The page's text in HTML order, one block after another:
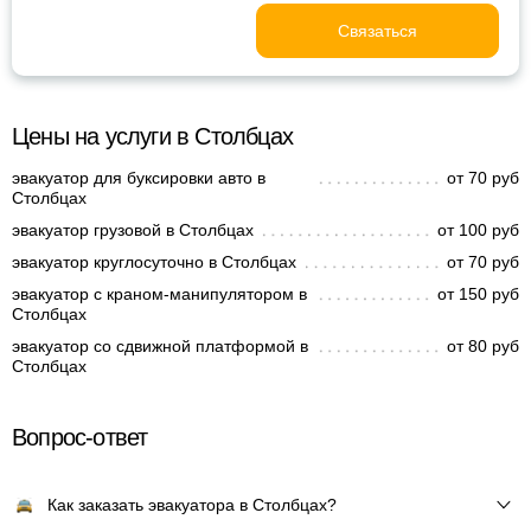
Связаться
Цены на услуги в Столбцах
эвакуатор для буксировки авто в
Столбцах
от 70 руб
эвакуатор грузовой в Столбцах
от 100 руб
эвакуатор круглосуточно в Столбцах
от 70 руб
эвакуатор с краном-манипулятором в
Столбцах
от 150 руб
эвакуатор со сдвижной платформой в
Столбцах
от 80 руб
Вопрос-ответ
Как заказать эвакуатора в Столбцах?